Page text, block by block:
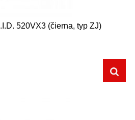
520VX3 (čierna, typ ZJ)